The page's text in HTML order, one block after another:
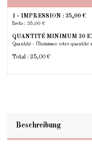
1 - IMPRESSION : 35,00 €
Recto : 35,00 €
QUANTITÉ MINIMUM 30
Quantité - Choisissez votre quantité
Total : 35,00 €
Beschreibung